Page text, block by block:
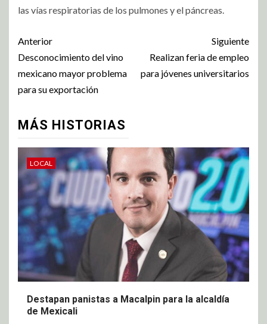
las vías respiratorias de los pulmones y el páncreas.
Anterior
Desconocimiento del vino
mexicano mayor problema
para su exportación
Siguiente
Realizan feria de empleo
para jóvenes universitarios
MÁS HISTORIAS
LOCAL
Destapan panistas a Macalpin para la alcaldía
de Mexicali